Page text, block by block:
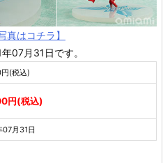
真はコチラ】
07月31日です。
(税込)
円(税込)
月31日